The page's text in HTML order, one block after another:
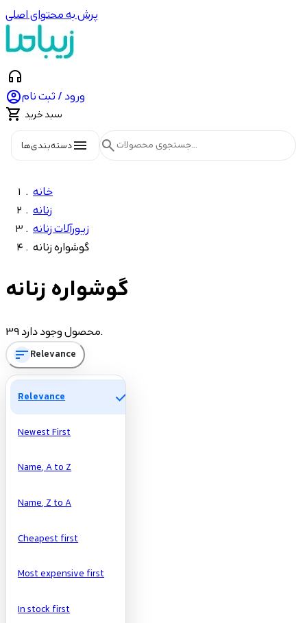
پرش به محتوای اصلی
headphones
ورود / ثبت نام
 سبد خرید
menuدسته‌بندی‌ها search
خانه
زنانه
زیورآلات زنانه
گوشواره زنانه
تومان
تومان
Manufacturers
گوشواره زنانه
39 محصول وجود دارد.
sortRelevance
Relevance check
Newest First
Name, A to Z
Name, Z to A
Cheapest first
Most expensive first
In stock first